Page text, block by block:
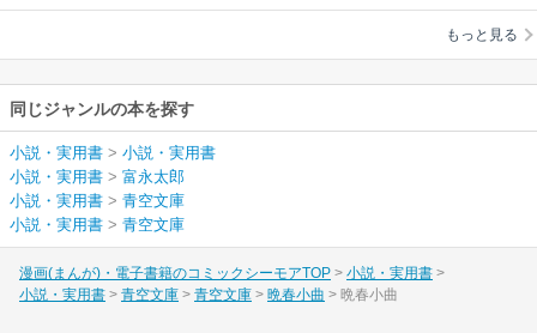
もっと見る
同じジャンルの本を探す
小説・実用書 > 小説・実用書
小説・実用書 > 富永太郎
小説・実用書 > 青空文庫
小説・実用書 > 青空文庫
漫画(まんが)・電子書籍のコミックシーモアTOP
小説・実用書
小説・実用書
青空文庫 青空文庫 晩春小曲 晩春小曲